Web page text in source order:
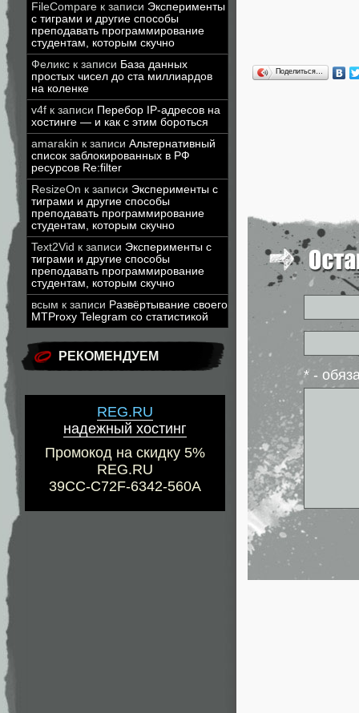
FileCompare к записи Эксперименты
с тиграми и другие способы
преподавать программирование
студентам, которым скучно
Феликс к записи База данных
простых чисел до ста миллиардов
на коленке
v4f к записи Перебор IP-адресов на
хостинге — и как с этим бороться
amarakin к записи Альтернативный
список заблокированных в РФ
ресурсов Re:filter
ResizeOn к записи Эксперименты с
тиграми и другие способы
преподавать программирование
студентам, которым скучно
Text2Vid к записи Эксперименты с
тиграми и другие способы
преподавать программирование
студентам, которым скучно
всым к записи Развёртывание своего
MTProxy Telegram со статистикой
РЕКОМЕНДУЕМ
REG.RU
надежный хостинг
Промокод на скидку 5%
REG.RU
39CC-C72F-6342-560A
Поделиться…
* -